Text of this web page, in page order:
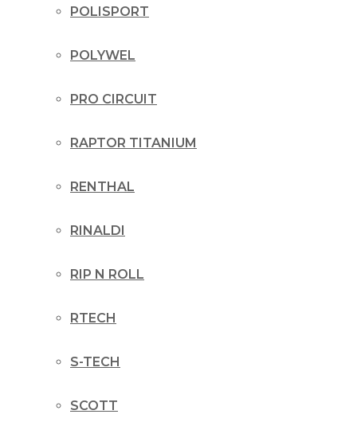
POLISPORT
POLYWEL
PRO CIRCUIT
RAPTOR TITANIUM
RENTHAL
RINALDI
RIP N ROLL
RTECH
S-TECH
SCOTT